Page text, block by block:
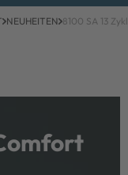
NEUHEITEN 8100 SA 13